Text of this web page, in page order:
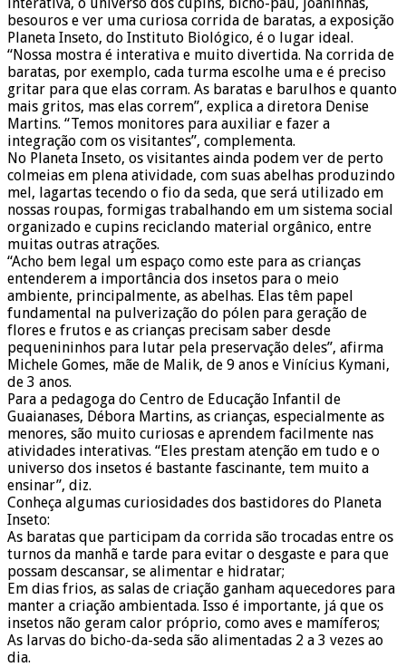
besouros e ver uma curiosa corrida de baratas, a exposição
Planeta Inseto, do Instituto Biológico, é o lugar ideal.
“Nossa mostra é interativa e muito divertida. Na corrida de
baratas, por exemplo, cada turma escolhe uma e é preciso
gritar para que elas corram. As baratas e barulhos e quanto
mais gritos, mas elas correm”, explica a diretora Denise
Martins. “Temos monitores para auxiliar e fazer a
integração com os visitantes”, complementa.
No Planeta Inseto, os visitantes ainda podem ver de perto
colmeias em plena atividade, com suas abelhas produzindo
mel, lagartas tecendo o fio da seda, que será utilizado em
nossas roupas, formigas trabalhando em um sistema social
organizado e cupins reciclando material orgânico, entre
muitas outras atrações.
“Acho bem legal um espaço como este para as crianças
entenderem a importância dos insetos para o meio
ambiente, principalmente, as abelhas. Elas têm papel
fundamental na pulverização do pólen para geração de
flores e frutos e as crianças precisam saber desde
pequenininhos para lutar pela preservação deles”, afirma
Michele Gomes, mãe de Malik, de 9 anos e Vinícius Kymani,
de 3 anos.
Para a pedagoga do Centro de Educação Infantil de
Guaianases, Débora Martins, as crianças, especialmente as
menores, são muito curiosas e aprendem facilmente nas
atividades interativas. “Eles prestam atenção em tudo e o
universo dos insetos é bastante fascinante, tem muito a
ensinar”, diz.
Conheça algumas curiosidades dos bastidores do Planeta
Inseto:
As baratas que participam da corrida são trocadas entre os
turnos da manhã e tarde para evitar o desgaste e para que
possam descansar, se alimentar e hidratar;
Em dias frios, as salas de criação ganham aquecedores para
manter a criação ambientada. Isso é importante, já que os
insetos não geram calor próprio, como aves e mamíferos;
As larvas do bicho-da-seda são alimentadas 2 a 3 vezes ao
dia.